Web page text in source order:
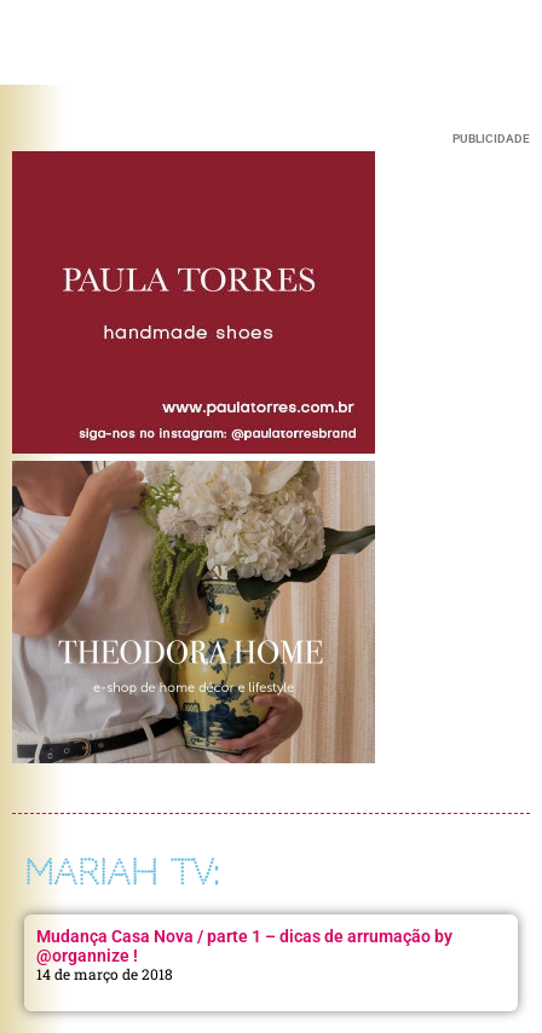
PUBLICIDADE
MARIAH TV:
Mudança Casa Nova / parte 1 – dicas de arrumação by
@organnize !
14 de março de 2018